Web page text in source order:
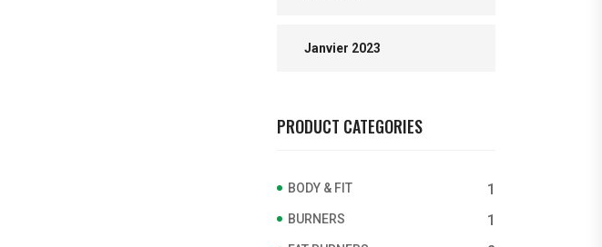
Janvier 2023
PRODUCT CATEGORIES
BODY & FIT 1
BURNERS 1